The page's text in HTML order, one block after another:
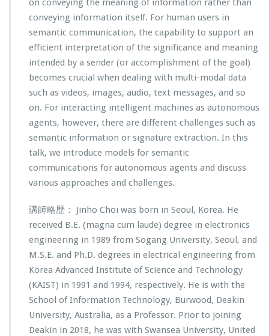
on conveying the meaning of information rather than
conveying information itself. For human users in
semantic communication, the capability to support an
efficient interpretation of the significance and meaning
intended by a sender (or accomplishment of the goal)
becomes crucial when dealing with multi-modal data
such as videos, images, audio, text messages, and so
on. For interacting intelligent machines as autonomous
agents, however, there are different challenges such as
semantic information or signature extraction. In this
talk, we introduce models for semantic
communications for autonomous agents and discuss
various approaches and challenges.
講師略歴： Jinho Choi was born in Seoul, Korea. He
received B.E. (magna cum laude) degree in electronics
engineering in 1989 from Sogang University, Seoul, and
M.S.E. and Ph.D. degrees in electrical engineering from
Korea Advanced Institute of Science and Technology
(KAIST) in 1991 and 1994, respectively. He is with the
School of Information Technology, Burwood, Deakin
University, Australia, as a Professor. Prior to joining
Deakin in 2018, he was with Swansea University, United